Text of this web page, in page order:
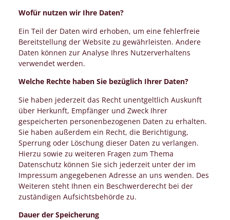
Wofür nutzen wir Ihre Daten?
Ein Teil der Daten wird erhoben, um eine fehlerfreie
Bereitstellung der Website zu gewährleisten. Andere
Daten können zur Analyse Ihres Nutzerverhaltens
verwendet werden.
Welche Rechte haben Sie bezüglich Ihrer Daten?
Sie haben jederzeit das Recht unentgeltlich Auskunft
über Herkunft, Empfänger und Zweck Ihrer
gespeicherten personenbezogenen Daten zu erhalten.
Sie haben außerdem ein Recht, die Berichtigung,
Sperrung oder Löschung dieser Daten zu verlangen.
Hierzu sowie zu weiteren Fragen zum Thema
Datenschutz können Sie sich jederzeit unter der im
Impressum angegebenen Adresse an uns wenden. Des
Weiteren steht Ihnen ein Beschwerderecht bei der
zuständigen Aufsichtsbehörde zu.
Dauer der Speicherung